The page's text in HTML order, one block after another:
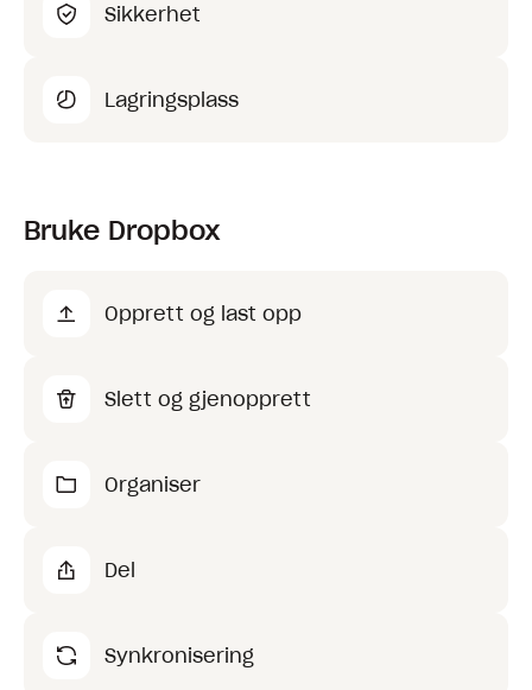
Sikkerhet
Lagringsplass
Bruke Dropbox
Opprett og last opp
Slett og gjenopprett
Organiser
Del
Synkronisering